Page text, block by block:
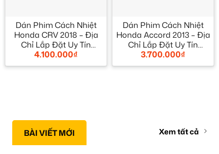
Dán Phim Cách Nhiệt
Honda CRV 2018 – Địa
Chỉ Lắp Đặt Uy Tín
TPHCM
4.100.000₫
Dán Phim Cách Nhiệt
Honda Accord 2013 – Địa
Chỉ Lắp Đặt Uy Tín
TPHCM
3.700.000₫
BÀI VIẾT MỚI Xem tất cả